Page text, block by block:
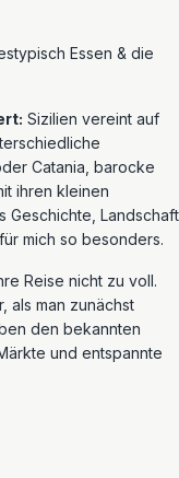
Essen & die
Sizilien vereint auf
Catania, barocke
ihren kleinen
Geschichte, Landschaft
mich so besonders.
Reise nicht zu voll.
als man zunächst
den bekannten
und entspannte